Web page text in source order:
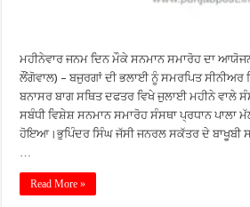
ਮਹੀਨੇਵਾਰ ਜਨਮ ਦਿਨ ਮੌਕੇ ਸਨਮਾਨ ਸਮਾਰੋਹ ਦਾ
ਲੌਂਗੋਵਾਲ) – ਬਜੁਰਗਾਂ ਦੀ ਭਲਾਈ ਨੂੰ ਸਮਰਪਿਤ ਸੀਨੀਅਰ
ਬਨਾਸਰ ਬਾਗ ਸਥਿਤ ਦਫਤਰ ਵਿਖੇ ਜੁਲਾਈ ਮਹੀਨੇ ਵਾਲੇ
ਸਬੰਧੀ ਵਿਸ਼ੇਸ਼ ਸਨਮਾਨ ਸਮਾਰੋਹ ਸੰਸਥਾ ਪ੍ਰਧਾਨ ਪਾਲਾ
ਹੋਇਆ।ਭੁਪਿੰਦਰ ਸਿੰਘ ਜੱਸੀ ਜਨਰਲ ਸਕੱਤਰ ਦੇ ਬਾਖੂਬੀ
…
Read More »